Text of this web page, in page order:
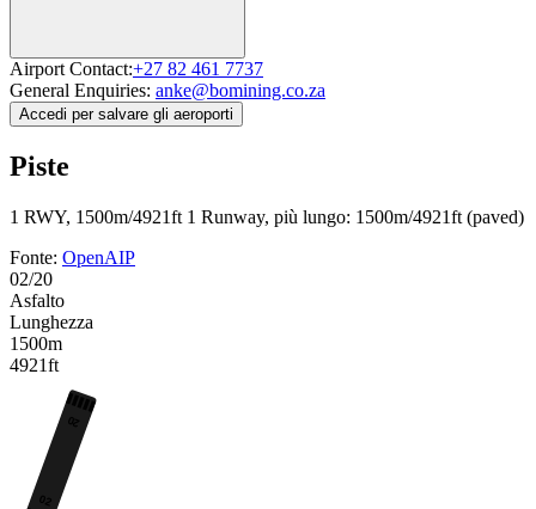
Airport Contact:+27 82 461 7737
General Enquiries: anke@bomining.co.za
Accedi per salvare gli aeroporti
Piste
1 RWY, 1500m/4921ft 1 Runway, più lungo: 1500m/4921ft (paved)
Fonte: OpenAIP
02/20
Asfalto
Lunghezza
1500m
4921ft
20
02